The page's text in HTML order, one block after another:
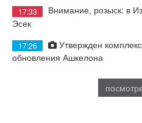
17:33
Внимание, розыск: в
Эсек
17:26
Утвержден
обновления Ашкелона